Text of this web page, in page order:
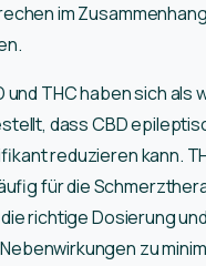
im
THC haben sich als
dass CBD
reduzieren kann.
für die
richtige Dosierung
zu